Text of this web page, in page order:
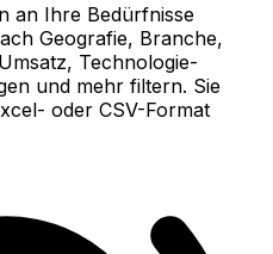
an Ihre Bedürfnisse
Geografie, Branche,
Technologie-
und mehr filtern. Sie
oder CSV-Format